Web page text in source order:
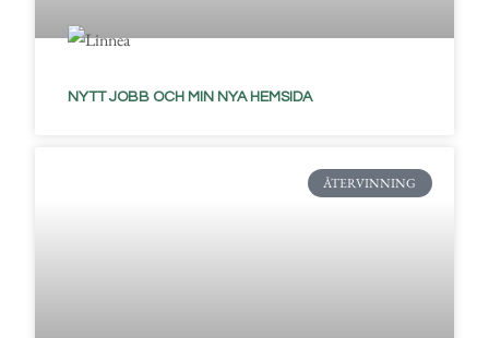
NYTT JOBB OCH MIN NYA HEMSIDA
ÅTERVINNING